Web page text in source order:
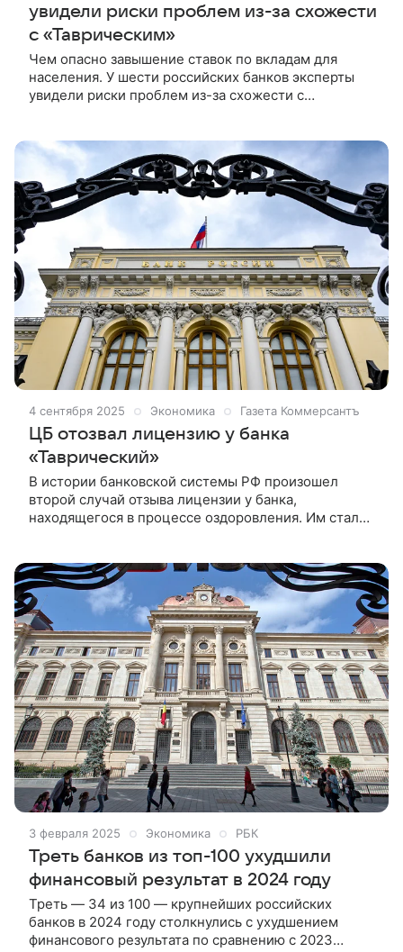
увидели риски проблем из-за схожести
с «Таврическим»
Чем опасно завышение ставок по вкладам для
населения. У шести российских банков эксперты
увидели риски проблем из-за схожести с
массового вкладчика. Однако это привело к
кассовому разрыву после снижения ключевой:
обслуживать дорогую клиентскую базу без
полноценного кредитного портфеля стало
невозможно, 3 сентября банк лишился лицензии.
Среди других малых игроков со схожей моделью и
рисками аналитики называют Металлинвестбанк,
Первый Инвестиционный Банк, Транскапиталбанк и
санируемый Инвестторгбанк. Высокие ставки могут
говорить о попытке привлечь деньги для покрытия
трудностей, предупредили эксперты. Почему они
увидели риски даже у УБРиР и СКБ-банка — в
материале «Известий».
4 сентября 2025 Экономика Газета Коммерсантъ
ЦБ отозвал лицензию у банка
«Таврический»
В истории банковской системы РФ произошел
второй случай отзыва лицензии у банка,
находящегося в процессе оздоровления. Им стал
утратил капитал. Это уже третий случай
отстранения частного инвестора от санации за
последний год, и эксперты уверены, что в текущих
экономических условиях он может оказаться не
последним.
3 февраля 2025 Экономика РБК
Треть банков из топ-100 ухудшили
финансовый результат в 2024 году
Треть — 34 из 100 — крупнейших российских
банков в 2024 году столкнулись с ухудшением
финансового результата по сравнению с 2023